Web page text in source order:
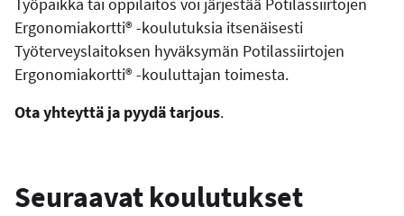
Ergonomiakortti® -koulutuksia itsenäisesti
Työterveyslaitoksen hyväksymän Potilassiirtojen
Ergonomiakortti® -kouluttajan toimesta.
Ota yhteyttä ja pyydä tarjous.
Seuraavat koulutukset